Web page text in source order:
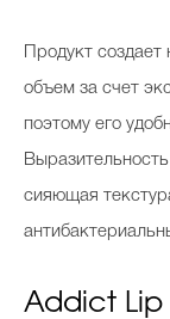
Продукт
объем за счет
поэтому его
сияющая
Addict Lip